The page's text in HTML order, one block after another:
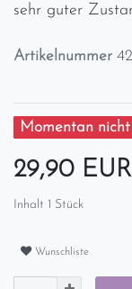
sehr guter
Artikelnummer
Momentan
29,90 EUR
Inhalt 1 Stück
Wunschliste